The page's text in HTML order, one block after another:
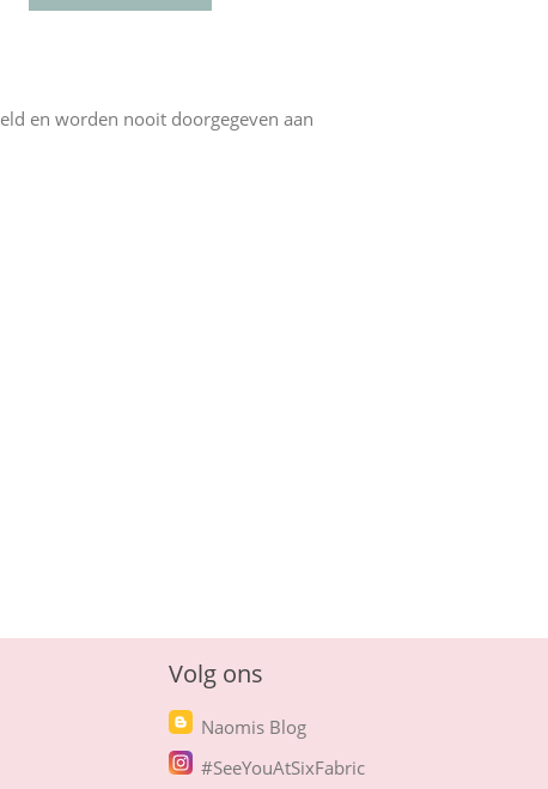
en worden nooit doorgegeven aan
Volg ons
Naomis Blog
#SeeYouAtSixFabric